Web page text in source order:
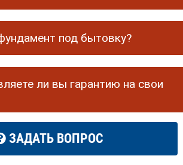
под бытовку?
ли вы гарантию на свои
ЗАДАТЬ ВОПРОС